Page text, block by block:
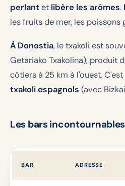
perlantet libère les arômes.
les fruits de mer, les poissons
À Donostia, le txakoli est
Getariako Txakolina), produit
côtiers à 25 km à l'ouest. C'est
txakoli espagnols (avec
Les bars
BAR ADRESSE